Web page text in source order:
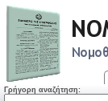
Γρήγορη αναζήτηση: